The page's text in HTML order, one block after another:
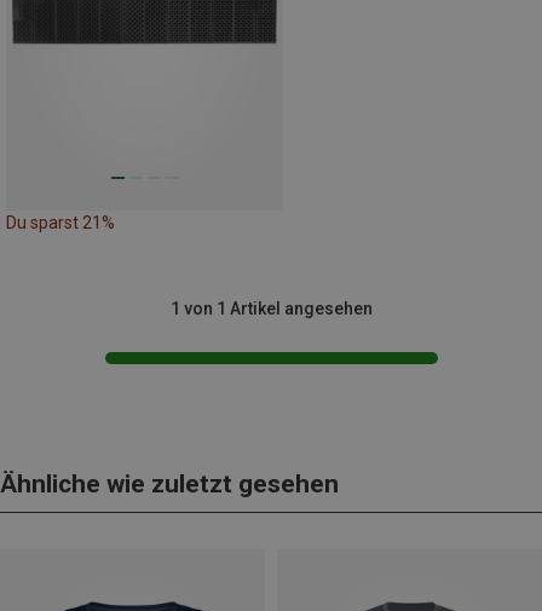
Du sparst 21%
1 von 1 Artikel angesehen
Ähnliche wie zuletzt gesehen